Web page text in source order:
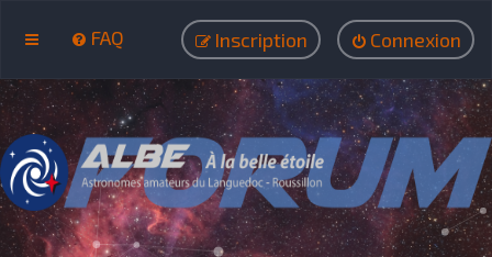
FAQ Connexion
Inscription